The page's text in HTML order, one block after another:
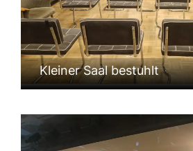
Kleiner Saal bestuhlt